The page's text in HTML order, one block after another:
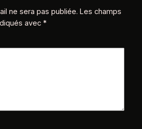
ne sera pas publiée. Les champs
avec *